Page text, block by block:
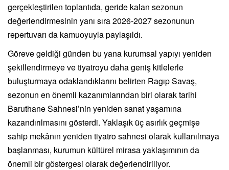
gerçekleştirilen toplantıda, geride kalan sezonun
değerlendirmesinin yanı sıra 2026-2027 sezonunun
repertuvarı da kamuoyuyla paylaşıldı.
Göreve geldiği günden bu yana kurumsal yapıyı yeniden
şekillendirmeye ve tiyatroyu daha geniş kitlelerle
buluşturmaya odaklandıklarını belirten Ragıp Savaş,
sezonun en önemli kazanımlarından biri olarak tarihi
Baruthane Sahnesi’nin yeniden sanat yaşamına
kazandırılmasını gösterdi. Yaklaşık üç asırlık geçmişe
sahip mekânın yeniden tiyatro sahnesi olarak kullanılmaya
başlanması, kurumun kültürel mirasa yaklaşımının da
önemli bir göstergesi olarak değerlendiriliyor.